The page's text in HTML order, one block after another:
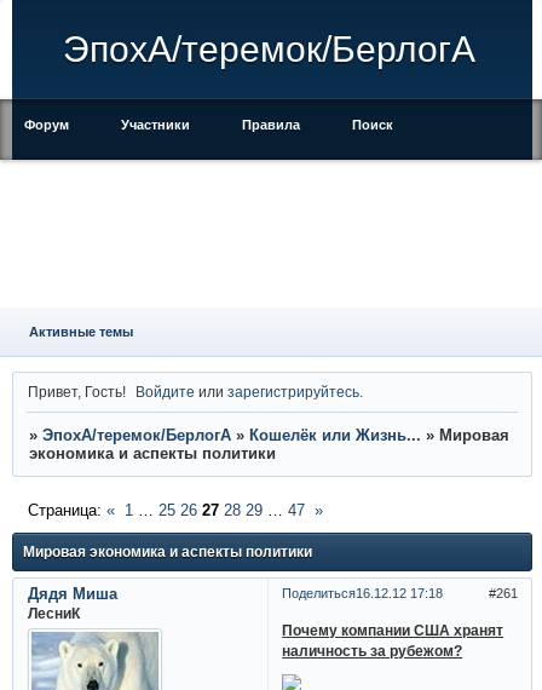
ЭпохА/теремок/БерлогА
Форум Участники Правила Поиск
Активные темы
Привет, Гость! Войдите илизарегистрируйтесь
» ЭпохА/теремок/БерлогА » Кошелёк или Жизнь... » Мировая
экономика и аспекты политики
Мировая экономика и аспекты политики
Страница: « 1 … 25 26 27 28 29 … 47 »
Поделиться 261
16.12.12 17:18
Дядя Миша
ЛесниК
Почему компании США хранят
наличность за рубежом?